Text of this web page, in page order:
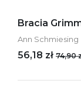
Bracia
Ann Schmiesing
56,18 zł 74,90